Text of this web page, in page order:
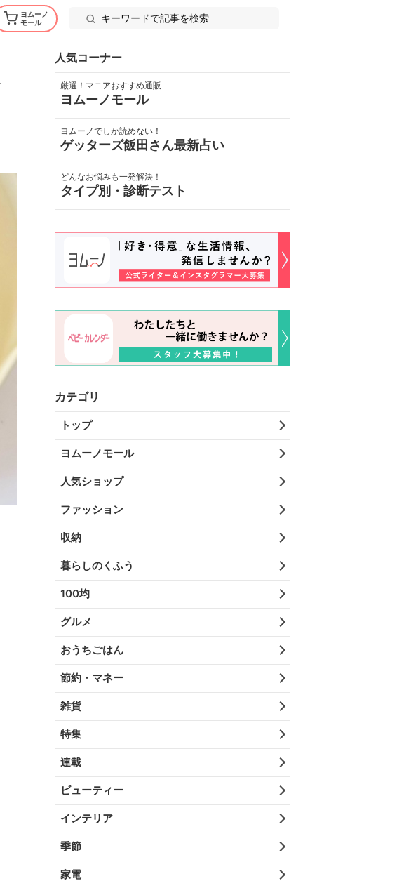
ヨムーノ
モール
人気コーナー
厳選！マニアおすすめ通販
ヨムーノモール
ヨムーノでしか読めない！
ゲッターズ飯田さん最新占い
どんなお悩みも一発解決！
タイプ別・診断テスト
カテゴリ
トップ
ヨムーノモール
人気ショップ
ファッション
収納
暮らしのくふう
100均
グルメ
おうちごはん
節約・マネー
雑貨
特集
連載
ビューティー
インテリア
季節
家電